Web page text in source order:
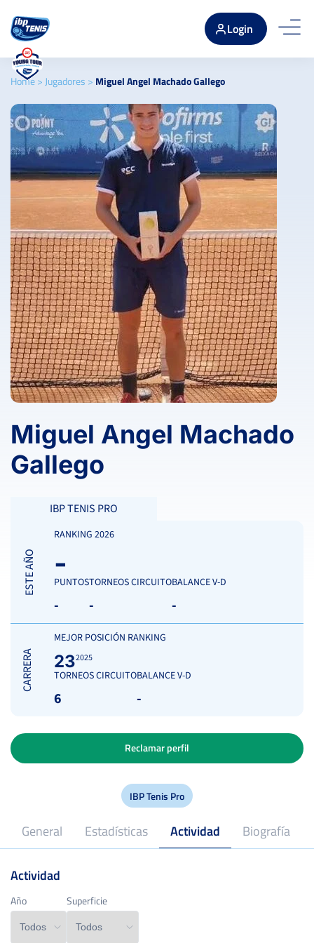
Login
Home> Jugadores > Miguel Angel Machado Gallego
Miguel Angel Machado
Gallego
IBP TENIS PRO
ESTE AÑO
RANKING 2026
-
PUNTOS
-
TORNEOS CIRCUITO
-
BALANCE V-D
-
CARRERA
MEJOR POSICIÓN RANKING
232025
TORNEOS CIRCUITO
6
BALANCE V-D
-
IBP Tenis Pro
General Estadísticas Actividad Biografía
Reclamar perfil
Profesional desde
Año Superficie
Actividad
Año Superficie